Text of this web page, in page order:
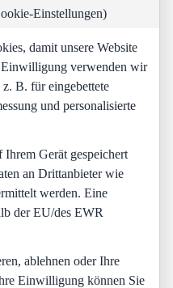
Einstellungen)
damit unsere Website
verwenden wir
B. für eingebettete
und personalisierte
Gerät gespeichert
an Drittanbieter wie
werden. Eine
der EU/des EWR
ablehnen oder Ihre
Einwilligung können Sie